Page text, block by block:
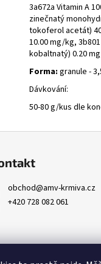
3a672a Vitamin A
zinečnatý
tokoferol acetát)
10.00 mg/kg,
kobaltnatý) 0.20
Forma: granule -
Dávkování:
50-80 g/kus dle
obchod@amv-krmiva.cz
+420 728 082 061